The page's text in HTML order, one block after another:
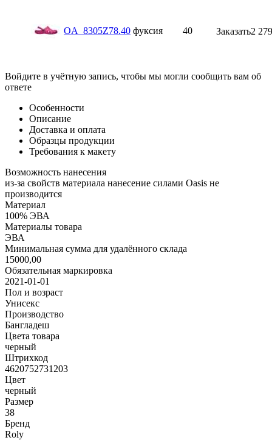
OA_8305Z78.40 фуксия 40 Заказать2
Войдите в учётную запись, чтобы мы могли сообщить вам об
ответе
Особенности
Описание
Доставка и оплата
Образцы продукции
Требования к макету
Возможность нанесения
из-за свойств материала нанесение силами Oasis не
производится
Материал
100% ЭВА
Материалы товара
ЭВА
Минимальная сумма для удалённого склада
15000,00
Обязательная маркировка
2021-01-01
Пол и возраст
Унисекс
Производство
Бангладеш
Цвета товара
черный
Штрихкод
4620752731203
Цвет
черный
Размер
38
Бренд
Roly